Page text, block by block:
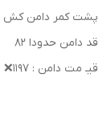
پشت كمر دامن كش داره و از
قد دامن حدودا ٨٢
قيـ مت دامن : ١١٩٧❌